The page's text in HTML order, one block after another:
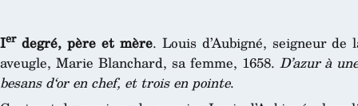
Ierdegré, père et mère. Louis d’Aubigné, seigneur
aveugle, Marie Blanchard, sa femme, 1658. D’azur à
besans d‘or en chef, et trois en pointe.